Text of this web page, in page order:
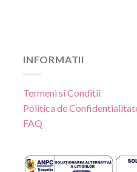
INFORMATII
Termeni si Conditii
Politica de
FAQ